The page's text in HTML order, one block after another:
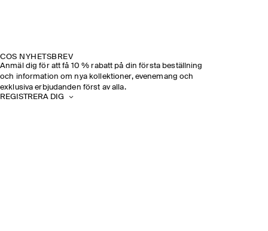
COS NYHETSBREV
Anmäl dig för att få 10 % rabatt på din första beställning
och information om nya kollektioner, evenemang och
exklusiva erbjudanden först av alla.
REGISTRERA DIG